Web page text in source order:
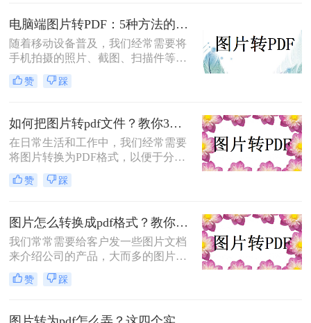
法。
电脑端图片转PDF：5种方法的操作步骤和格式保留对比！
随着移动设备普及，我们经常需要将
手机拍摄的照片、截图、扫描件等转
换为PDF格式，用于打印、分享、存
档或嵌入文档。但许多用户在操作中
等问题，不仅影响工作效率，还可能
导致重要资料丢失。那么电脑怎么把
图片转换成pdf呢？本文基于Windows
系统实测，系统梳理5种安全有效的
转换方法，助你快速掌握高效转换技
巧，让图片转换不再是困扰！
赞 踩
如何把图片转pdf文件？教你3种方法，轻松搞定！
在日常生活和工作中，我们经常需要
将图片转换为PDF格式，以便于分
享、打印或存档。PDF文件具有跨平
台兼容性好、格式稳定、易于阅读等
遍。那么如何把图片转PDF文件呢？
本文将介绍几种常用的将图片转换为
PDF文件的方法，帮助读者轻松实现
格式转换。
赞 踩
图片怎么转换成pdf格式？教你3招快速转换技巧!
我们常常需要给客户发一些图片文档
来介绍公司的产品，大而多的图片会
比较烦人，此时如果可以把所有的图
片放到一个PDF文档中就方便多了。
现在，小编就教您两种方法来帮助您
赞 踩